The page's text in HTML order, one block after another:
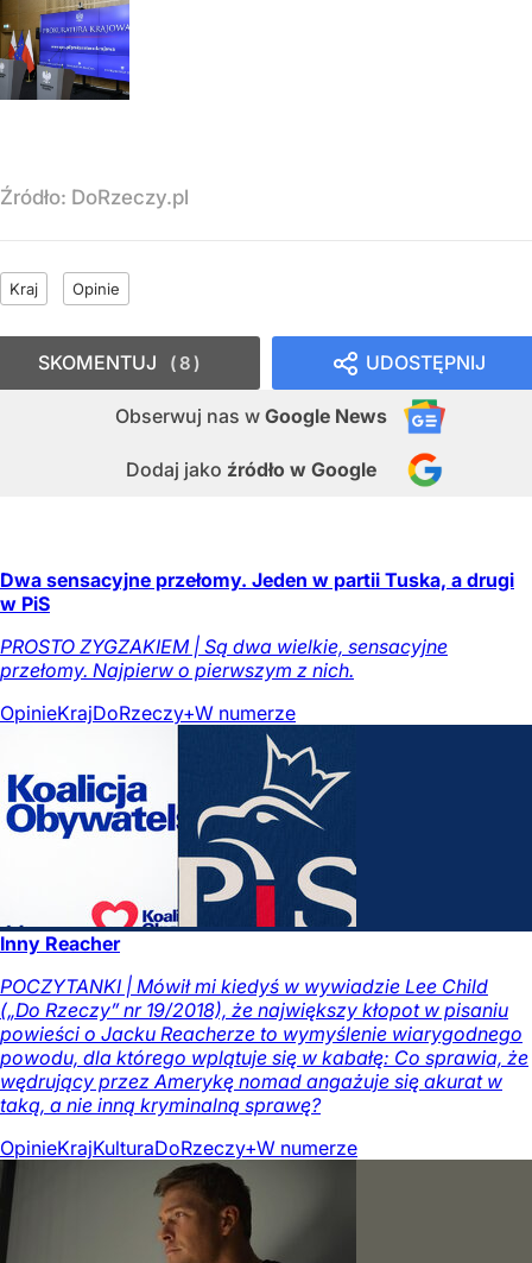
Źródło: DoRzeczy.pl
Kraj Opinie
UDOSTĘPNIJ
Obserwuj nas w Google News
Dodaj jako źródło w Google
SKOMENTUJ 8
Dwa sensacyjne przełomy. Jeden w partii Tuska, a drugi
w PiS
PROSTO ZYGZAKIEM | Są dwa wielkie, sensacyjne
przełomy. Najpierw o pierwszym z nich.
OpinieKrajDoRzeczy+W numerze
Inny Reacher
POCZYTANKI | Mówił mi kiedyś w wywiadzie Lee Child
(„Do Rzeczy” nr 19/2018), że największy kłopot w pisaniu
powieści o Jacku Reacherze to wymyślenie wiarygodnego
powodu, dla którego wplątuje się w kabałę: Co sprawia, że
wędrujący przez Amerykę nomad angażuje się akurat w
taką, a nie inną kryminalną sprawę?
OpinieKrajKulturaDoRzeczy+W numerze